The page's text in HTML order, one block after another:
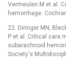
Vermeulen M et al.
hem­orrhage.
22. Diringer MN,
P et al. Critical care
subarachnoid
Society‘s